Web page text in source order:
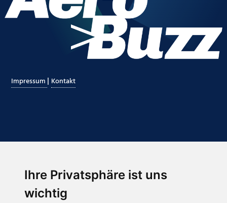
Ihre Privatsphäre ist uns
wichtig
Impressum | Kontakt
Abonnieren Sie unseren Newsletter